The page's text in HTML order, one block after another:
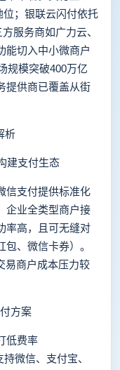
；银联云闪付依托
服务商如广力云、
能切入中小微商户
规模突破400万亿
提供商已覆盖从街
析
建支付生态
支付提供标准化
企业全类型商户接
率高，且可无缝对
、微信卡券）。
易商户成本压力较
方案
低费率
微信、支付宝、